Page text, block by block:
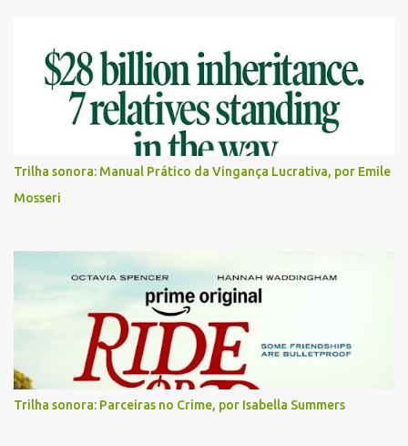
Trilha sonora: Manual Prático da Vingança Lucrativa, por Emile
Mosseri
Trilha sonora: Parceiras no Crime, por Isabella Summers